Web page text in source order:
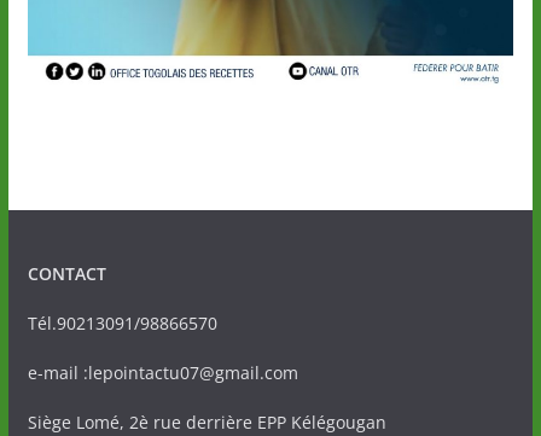
CONTACT
Tél.90213091/98866570
e-mail :lepointactu07@gmail.com
Siège Lomé, 2è rue derrière EPP Kélégougan